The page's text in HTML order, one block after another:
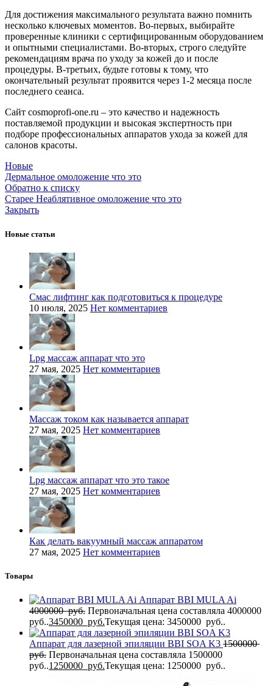
Для достижения максимального результата важно помнить
несколько ключевых моментов. Во-первых, выбирайте
проверенные клиники с сертифицированным оборудованием
и опытными специалистами. Во-вторых, строго следуйте
рекомендациям врача по уходу за кожей до и после
процедуры. В-третьих, будьте готовы к тому, что
окончательный результат проявится через 1-2 месяца после
последнего сеанса.
Сайт cosmoprofi-one.ru – это качество и надежность
поставляемой продукции и высокая экспертность при
подборе профессиональных аппаратов ухода за кожей для
салонов красоты.
Новые
Дермальное омоложение что это
Обратно к списку
Старее Неаблятивное омоложение что это
Закрыть
Новые статьи
Смас лифтинг как подготовиться к процедуре
10 июля, 2025 Нет комментариев
Lpg массаж аппарат что это
27 мая, 2025 Нет комментариев
Массаж током как называется аппарат
27 мая, 2025 Нет комментариев
Lpg массаж аппарат что это такое
27 мая, 2025 Нет комментариев
Как делать вакуумный массаж аппаратом
27 мая, 2025 Нет комментариев
Товары
Аппарат BBI MULA Ai
4000000руб. Первоначальная цена составляла 4000000
руб..3450000 руб.Текущая цена: 3450000 руб..
Аппарат для лазерной эпиляции BBI SOA K3 1500000
руб. Первоначальная цена составляла 1500000
руб..1250000 руб.Текущая цена: 1250000 руб..